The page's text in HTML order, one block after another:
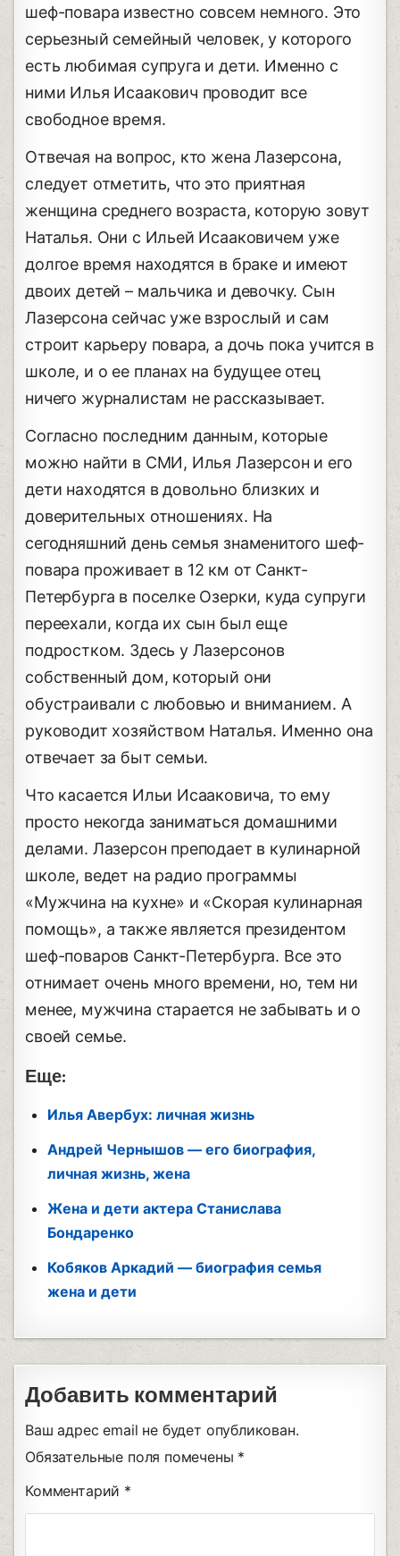
шеф-повара известно совсем немного. Это
серьезный семейный человек, у которого
есть любимая супруга и дети. Именно с
ними Илья Исаакович проводит все
свободное время.
Отвечая на вопрос, кто жена Лазерсона,
следует отметить, что это приятная
женщина среднего возраста, которую зовут
Наталья. Они с Ильей Исааковичем уже
долгое время находятся в браке и имеют
двоих детей – мальчика и девочку. Сын
Лазерсона сейчас уже взрослый и сам
строит карьеру повара, а дочь пока учится в
школе, и о ее планах на будущее отец
ничего журналистам не рассказывает.
Согласно последним данным, которые
можно найти в СМИ, Илья Лазерсон и его
дети находятся в довольно близких и
доверительных отношениях. На
сегодняшний день семья знаменитого шеф-
повара проживает в 12 км от Санкт-
Петербурга в поселке Озерки, куда супруги
переехали, когда их сын был еще
подростком. Здесь у Лазерсонов
собственный дом, который они
обустраивали с любовью и вниманием. А
руководит хозяйством Наталья. Именно она
отвечает за быт семьи.
Что касается Ильи Исааковича, то ему
просто некогда заниматься домашними
делами. Лазерсон преподает в кулинарной
школе, ведет на радио программы
«Мужчина на кухне» и «Скорая кулинарная
помощь», а также является президентом
шеф-поваров Санкт-Петербурга. Все это
отнимает очень много времени, но, тем ни
менее, мужчина старается не забывать и о
своей семье.
Еще:
Илья Авербух: личная жизнь
Андрей Чернышов — его биография,
личная жизнь, жена
Жена и дети актера Станислава
Бондаренко
Кобяков Аркадий — биография семья
жена и дети
Добавить комментарий
Ваш адрес email не будет опубликован.
Обязательные поля помечены *
Комментарий *